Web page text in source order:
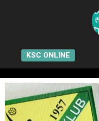
KSC ONLINE